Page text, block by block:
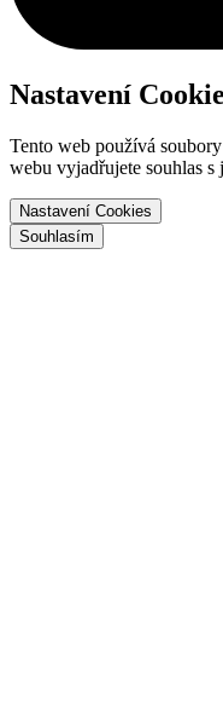
Nastavení
Tento web používá
webu vyjadřujete souhlas
Nastavení Cookies
Souhlasím